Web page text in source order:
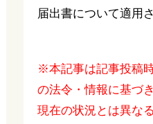
届出書について適用
※本記事は記事投稿
の法令・情報に基づ
現在の状況とは異な